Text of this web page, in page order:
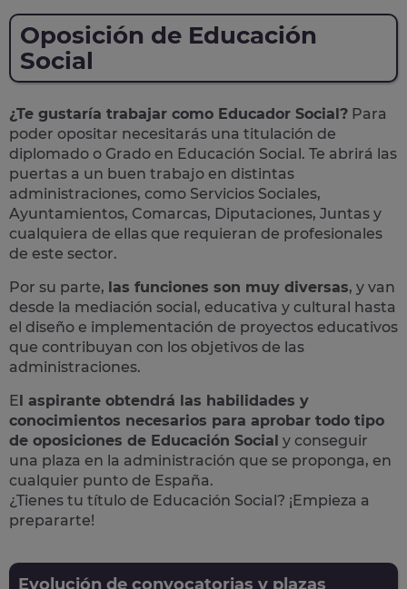
Oposición de Educación
Social
¿Te gustaría trabajar como Educador Social? Para
poder opositar necesitarás una titulación de
diplomado o Grado en Educación Social. Te abrirá las
puertas a un buen trabajo en distintas
administraciones, como Servicios Sociales,
Ayuntamientos, Comarcas, Diputaciones, Juntas y
cualquiera de ellas que requieran de profesionales
de este sector.
Por su parte, las funciones son muy diversas, y van
desde la mediación social, educativa y cultural hasta
el diseño e implementación de proyectos educativos
que contribuyan con los objetivos de las
administraciones.
El aspirante obtendrá las habilidades y
conocimientos necesarios para aprobar todo tipo
de oposiciones de Educación Social y conseguir
una plaza en la administración que se proponga, en
cualquier punto de España.
¿Tienes tu título de Educación Social? ¡Empieza a
prepararte!
Evolución de convocatorias y plazas